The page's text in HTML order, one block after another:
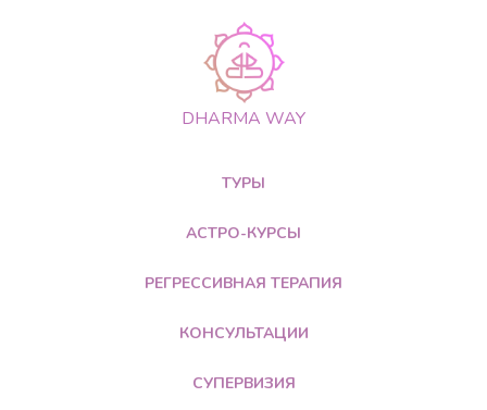
DHARMA WAY
ТУРЫ
АСТРО-КУРСЫ
РЕГРЕССИВНАЯ ТЕРАПИЯ
КОНСУЛЬТАЦИИ
СУПЕРВИЗИЯ